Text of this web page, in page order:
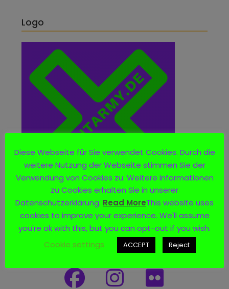
Logo
Social Media
Diese Webseite für Sie verwendet Cookies. Durch die
weitere Nutzung der Webseite stimmen Sie der
Verwendung von Cookies zu. Weitere Informationen
zu Cookies erhalten Sie in unserer
Datenschutzerklärung. Read MoreThis website uses
cookies to improve your experience. We'll assume
you're ok with this, but you can opt-out if you wish.
Cookie settings
ACCEPT Reject